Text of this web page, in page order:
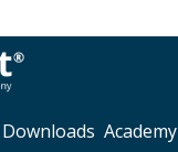
Downloads Academy